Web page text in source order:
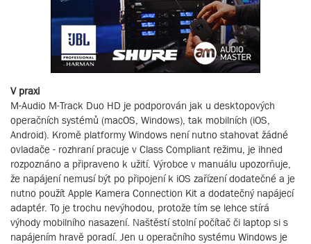
V praxi
M-Audio M-Track Duo HD je podporován jak u desktopových
operačních systémů (macOS, Windows), tak mobilních (iOS,
Android). Kromě platformy Windows není nutno stahovat žádné
ovladače - rozhraní pracuje v Class Compliant režimu, je ihned
rozpoznáno a připraveno k užití. Výrobce v manuálu upozorňuje,
že napájení nemusí být po připojení k iOS zařízení dodatečné a je
nutno použít Apple Kamera Connection Kit a dodatečný napájecí
adaptér. To je trochu nevýhodou, protože tím se lehce stírá
výhody mobilního nasazení. Naštěstí stolní počítač či laptop si s
napájením hravě poradí. Jen u operačního systému Windows je